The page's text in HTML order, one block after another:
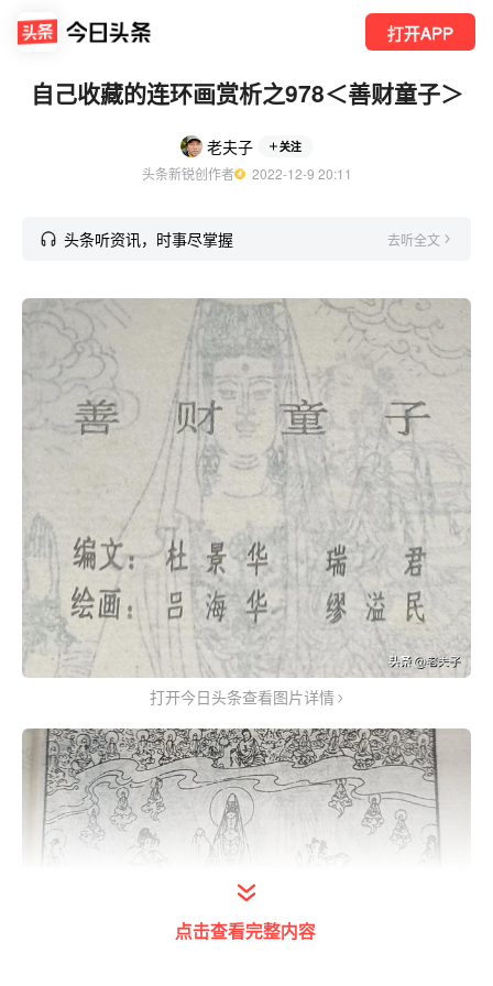
打开APP
自己收藏的连环画赏析之978＜善财童子＞
老夫子 关注
头条新锐创作者
  2022-12-9 20:11
头条听资讯，时事尽掌握 去听全文
打开今日头条查看图片详情
点击查看完整内容